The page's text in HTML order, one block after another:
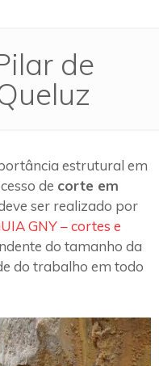
de
estrutural em
de corte em
ser realizado por
GNY – cortes e
do tamanho da
do trabalho em todo